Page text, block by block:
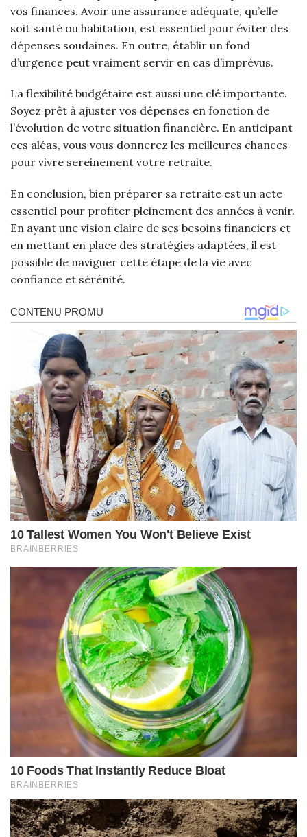
vos finances. Avoir une assurance adéquate, qu’elle
soit santé ou habitation, est essentiel pour éviter des
dépenses soudaines. En outre, établir un fond
d’urgence peut vraiment servir en cas d’imprévus.
La flexibilité budgétaire est aussi une clé importante.
Soyez prêt à ajuster vos dépenses en fonction de
l’évolution de votre situation financière. En anticipant
ces aléas, vous vous donnerez les meilleures chances
pour vivre sereinement votre retraite.
En conclusion, bien préparer sa retraite est un acte
essentiel pour profiter pleinement des années à venir.
En ayant une vision claire de ses besoins financiers et
en mettant en place des stratégies adaptées, il est
possible de naviguer cette étape de la vie avec
confiance et sérénité.